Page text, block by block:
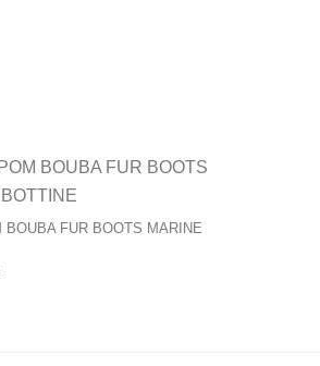
BOUBA FUR BOOTS MARINE